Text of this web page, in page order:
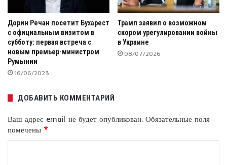
Дорин Речан посетит Бухарест
с официальным визитом в
субботу: первая встреча с
новым премьер-министром
Румынии
16/06/2023
Трамп заявил о возможном
скором урегулировании войны
в Украине
08/07/2026
ДОБАВИТЬ КОММЕНТАРИЙ
Ваш адрес email не будет опубликован. Обязательные поля
помечены *